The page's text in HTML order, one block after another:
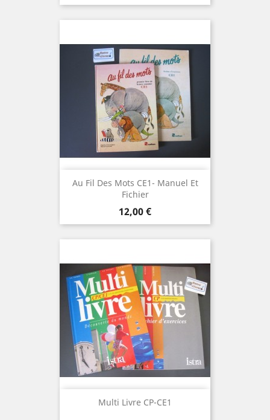
Au Fil Des Mots CE1- Manuel Et
Fichier
Prix
12,00 €
Multi Livre CP-CE1